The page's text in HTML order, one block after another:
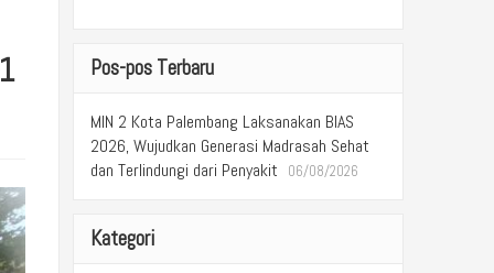
Pos-pos Terbaru
MIN 2 Kota Palembang Laksanakan BIAS
2026, Wujudkan Generasi Madrasah Sehat
dan Terlindungi dari Penyakit
06/08/2026
Kategori